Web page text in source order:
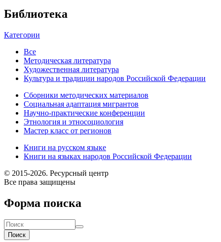
Библиотека
Категории
Все
Методическая литература
Художественная литература
Культура и традиции народов Российской Федерации
Сборники методических материалов
Социальная адаптация мигрантов
Научно-практические конференции
Этнология и этносоциология
Мастер класс от регионов
Книги на русском языке
Книги на языках народов Российской Федерации
© 2015-2026. Ресурсный центр
Все права защищены
Форма поиска
Поиск